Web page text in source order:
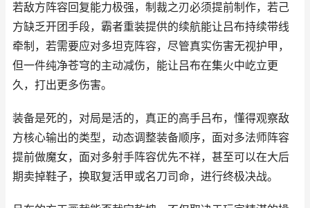
若敌方阵容回复能力极强，制裁之刃必须提前制作，若己
方缺乏开团手段，霸者重装提供的续航能让吕布持续带线
牵制，若需要应对多坦克阵容，尽管真实伤害无视护甲，
但一件纯净苍穹的主动减伤，能让吕布在集火中屹立更
久，打出更多伤害。
装备是死的，对局是活的，真正的高手吕布，懂得观察敌
方核心输出的类型，动态调整装备顺序，面对多法师阵容
提前做魔女，面对多射手阵容优先不祥，甚至可以在大后
期卖掉鞋子，换取复活甲或名刀司命，进行终极决战。